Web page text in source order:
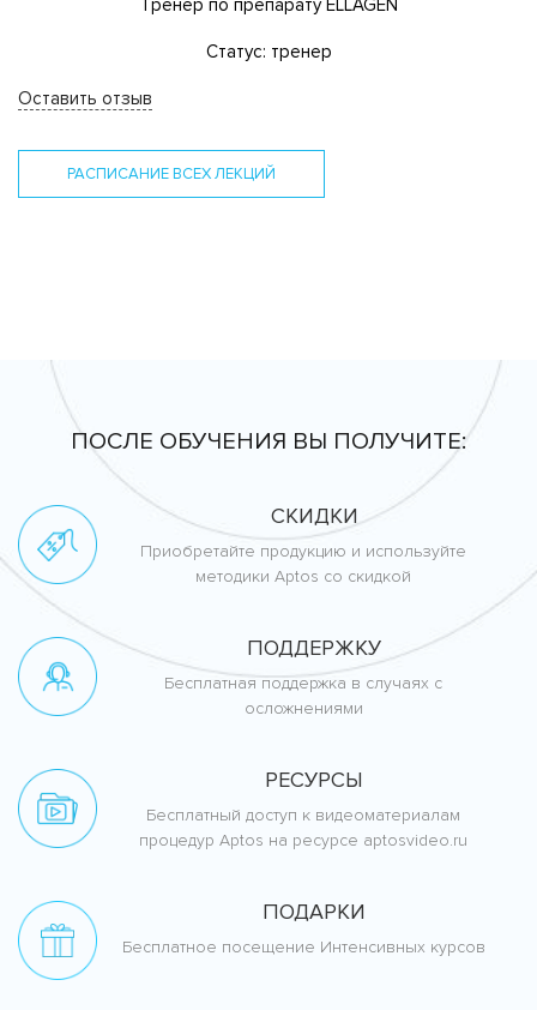
Тренер по препарату ELLAGEN
Статус: тренер
Оставить отзыв
РАСПИСАНИЕ ВСЕХ ЛЕКЦИЙ
ПОСЛЕ ОБУЧЕНИЯ ВЫ ПОЛУЧИТЕ:
СКИДКИ
Приобретайте продукцию и используйте
методики Aptos со скидкой
ПОДДЕРЖКУ
Бесплатная поддержка в случаях с
осложнениями
РЕСУРСЫ
Бесплатный доступ к видеоматериалам
процедур Aptos на ресурсе aptosvideo.ru
ПОДАРКИ
Бесплатное посещение Интенсивных курсов